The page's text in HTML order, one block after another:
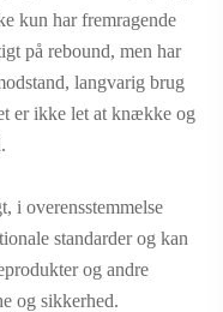
kun har fremragende
på rebound, men har
langvarig brug
er ikke let at knække og
i overensstemmelse
standarder og kan
og andre
og sikkerhed.